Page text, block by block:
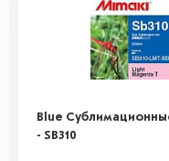
Blue
- SB310